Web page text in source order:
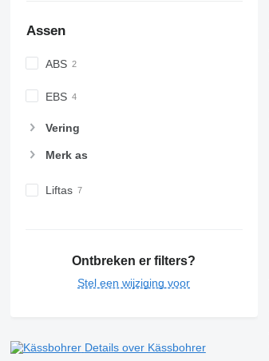
Assen
ABS
EBS
Vering
Merk as
Liftas
Ontbreken er filters?
Stel een wijziging voor
Details over Kässbohrer